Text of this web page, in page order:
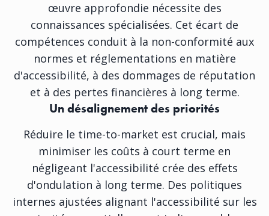
œuvre approfondie nécessite des
connaissances spécialisées. Cet écart de
compétences conduit à la non-conformité aux
normes et réglementations en matière
d'accessibilité, à des dommages de réputation
et à des pertes financières à long terme.
Un désalignement des priorités
Réduire le time-to-market est crucial, mais
minimiser les coûts à court terme en
négligeant l'accessibilité crée des effets
d'ondulation à long terme. Des politiques
internes ajustées alignant l'accessibilité sur les